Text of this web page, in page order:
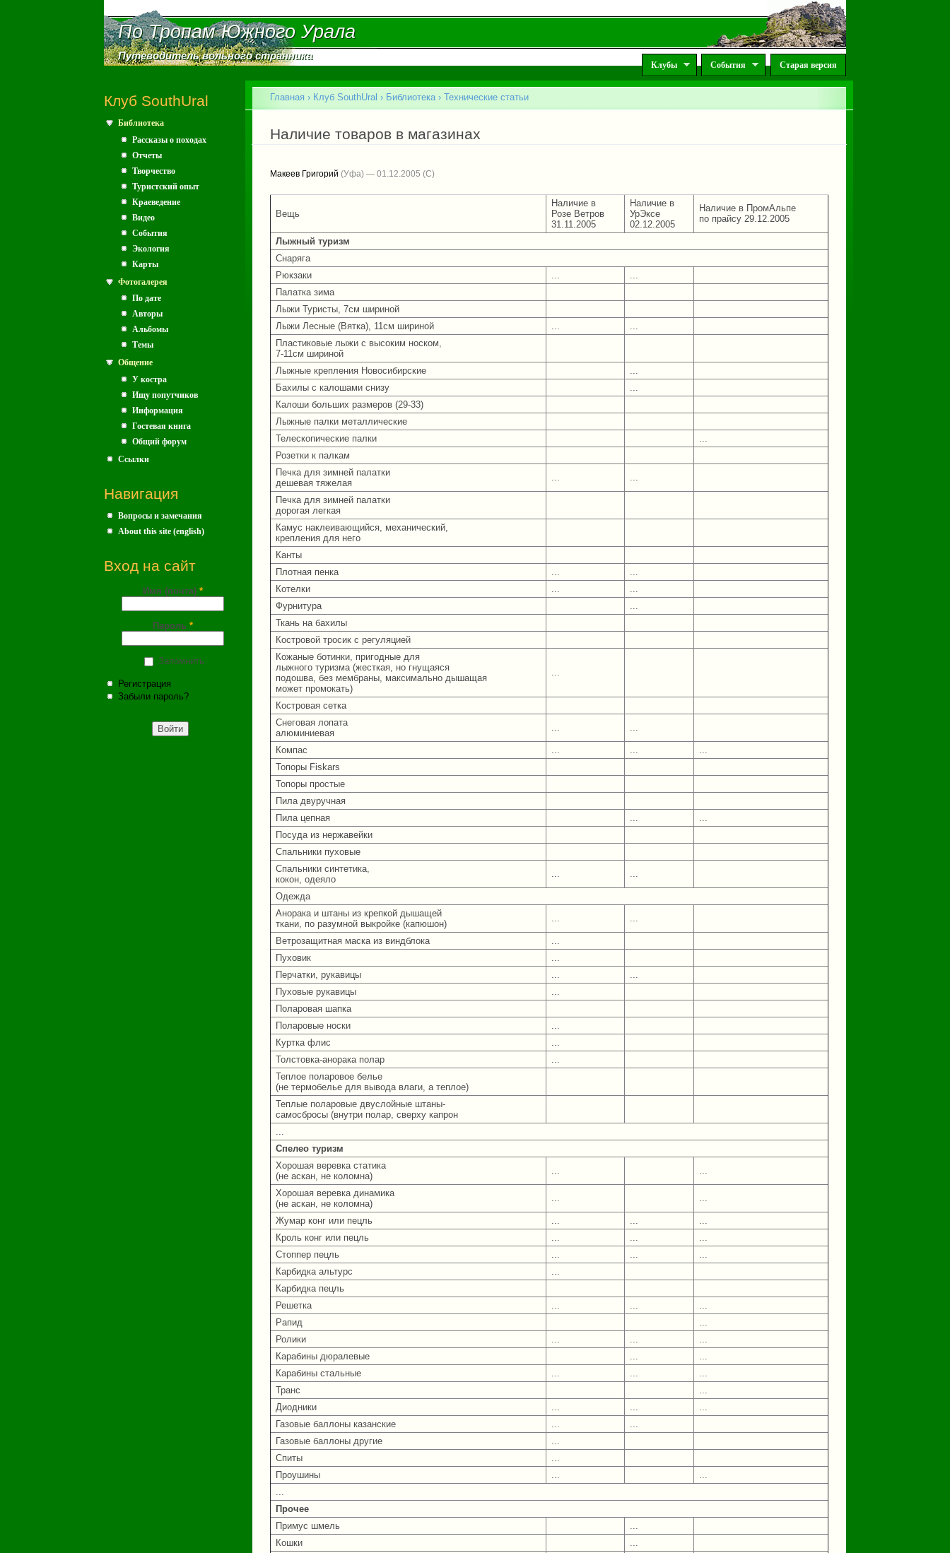
По Тропам Южного Урала
По Тропам Южного Урала
Путеводитель вольного странника
Путеводитель вольного странника
Клубы События Старая версия
Клуб SouthUral
Библиотека
Рассказы о походах
Отчеты
Творчество
Туристский опыт
Краеведение
Видео
События
Экология
Карты
Фотогалерея
По дате
Авторы
Альбомы
Темы
Общение
У костра
Ищу попутчиков
Информация
Гостевая книга
Общий форум
Ссылки
Навигация
Вопросы и замечания
About this site (english)
Вход на сайт
Имя (почта) *
Пароль *
Запомнить
Регистрация
Забыли пароль?
Вы здесь
Главная › Клуб SouthUral › Библиотека › Технические статьи
Наличие товаров в магазинах
Макеев Григорий (Уфа) — 01.12.2005
Вещь
Наличие в
Розе Ветров
31.11.2005
Наличие в
УрЭксе
02.12.2005
Наличие в ПромАльпе
по прайсу 29.12.2005
Лыжный туризм
Снаряга
Рюкзаки
Палатка зима
Лыжи Туристы, 7см шириной
Лыжи Лесные (Вятка), 11см шириной
Пластиковые лыжи с высоким носком,
7-11см шириной
Лыжные крепления Новосибирские
Бахилы с калошами снизу
Калоши больших размеров (29-33)
Лыжные палки металлические
Телескопические палки
Розетки к палкам
Печка для зимней палатки
дешевая тяжелая
Печка для зимней палатки
дорогая легкая
Камус наклеивающийся, механический,
крепления для него
Канты
Плотная пенка
Котелки
Фурнитура
Ткань на бахилы
Костровой тросик с регуляцией
Кожаные ботинки, пригодные для
лыжного туризма (жесткая, но гнущаяся
подошва, без мембраны, максимально дышащая
может промокать)
Костровая сетка
Снеговая лопата
алюминиевая
Компас
Топоры Fiskars
Топоры простые
Пила двуручная
Пила цепная
Посуда из нержавейки
Спальники пуховые
Спальники синтетика,
кокон, одеяло
Одежда
Анорака и штаны из крепкой дышащей
ткани, по разумной выкройке (капюшон)
Ветрозащитная маска из виндблока
Пуховик
Перчатки, рукавицы
Пуховые рукавицы
Поларовая шапка
Поларовые носки
Куртка флис
Толстовка-анорака полар
Теплое поларовое белье
(не термобелье для вывода влаги, а теплое)
Теплые поларовые двуслойные штаны-
самосбросы (внутри полар, сверху капрон
Спелео туризм
Хорошая веревка статика
(не аскан, не коломна)
Хорошая веревка динамика
(не аскан, не коломна)
Жумар конг или пецль
Кроль конг или пецль
Стоппер пецль
Карбидка альтурс
Карбидка пецль
Решетка
Рапид
Ролики
Карабины дюралевые
Карабины стальные
Транс
Диодники
Газовые баллоны казанские
Газовые баллоны другие
Спиты
Проушины
Прочее
Примус шмель
Кошки